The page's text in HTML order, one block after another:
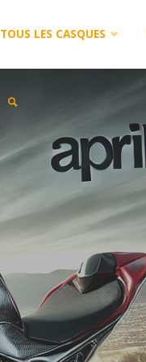
TOUS LES CASQUES